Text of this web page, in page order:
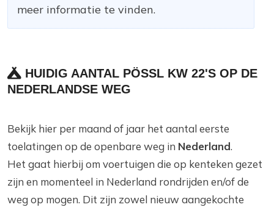
meer informatie te vinden.
HUIDIG AANTAL PÖSSL KW 22'S OP DE
NEDERLANDSE WEG
Bekijk hier per maand of jaar het aantal eerste
toelatingen op de openbare weg in Nederland.
Het gaat hierbij om voertuigen die op kenteken gezet
zijn en momenteel in Nederland rondrijden en/of de
weg op mogen. Dit zijn zowel nieuw aangekochte